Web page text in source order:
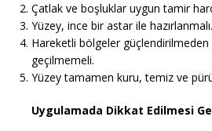
Çatlak ve boşluklar uygun tamir
Yüzey, ince bir astar ile
Hareketli bölgeler
geçilmemeli.
Yüzey tamamen kuru, temiz ve
Uygulamada Dikkat Edilmesi